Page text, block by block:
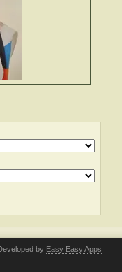
by Easy Easy Apps